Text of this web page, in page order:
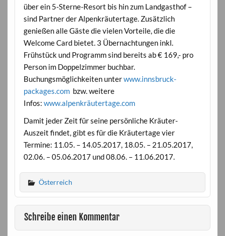
über ein 5-Sterne-Resort bis hin zum Landgasthof –
sind Partner der Alpenkräutertage. Zusätzlich
genießen alle Gäste die vielen Vorteile, die die
Welcome Card bietet. 3 Übernachtungen inkl.
Frühstück und Programm sind bereits ab € 169,- pro
Person im Doppelzimmer buchbar.
Buchungsmöglichkeiten unterwww.innsbruck-
packages.combzw. weitere
Infos: www.alpenkräutertage.com
Damit jeder Zeit für seine persönliche Kräuter-
Auszeit findet, gibt es für die Kräutertage vier
Termine: 11.05. – 14.05.2017, 18.05. – 21.05.2017,
02.06. – 05.06.2017 und 08.06. – 11.06.2017.
Österreich
Schreibe einen Kommentar